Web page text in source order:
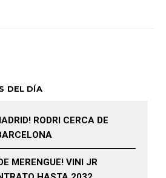
DEL DÍA
RODRI CERCA DE
MERENGUE! VINI JR